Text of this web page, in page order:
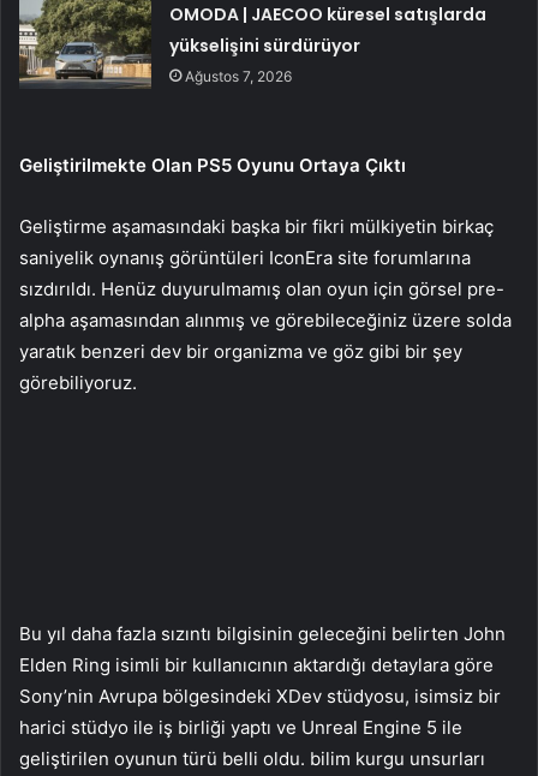
OMODA | JAECOO küresel satışlarda
yükselişini sürdürüyor
Ağustos 7, 2026
Geliştirilmekte Olan PS5 Oyunu Ortaya Çıktı
Geliştirme aşamasındaki başka bir fikri mülkiyetin birkaç
saniyelik oynanış görüntüleri IconEra site forumlarına
sızdırıldı. Henüz duyurulmamış olan oyun için görsel pre-
alpha aşamasından alınmış ve görebileceğiniz üzere solda
yaratık benzeri dev bir organizma ve göz gibi bir şey
görebiliyoruz.
Bu yıl daha fazla sızıntı bilgisinin geleceğini belirten John
Elden Ring isimli bir kullanıcının aktardığı detaylara göre
Sony’nin Avrupa bölgesindeki XDev stüdyosu, isimsiz bir
harici stüdyo ile iş birliği yaptı ve Unreal Engine 5 ile
geliştirilen oyunun türü belli oldu. bilim kurgu unsurları